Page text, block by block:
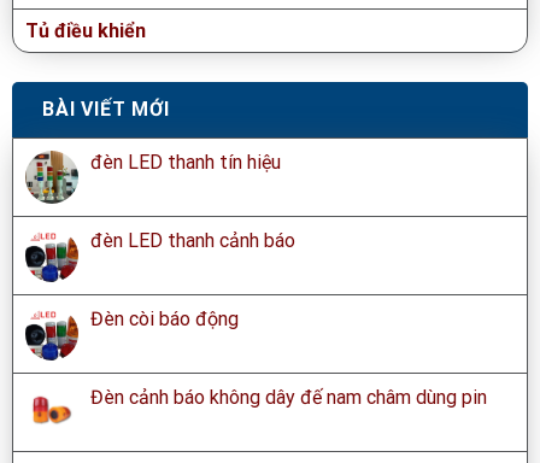
Tủ điều khiển
BÀI VIẾT MỚI
đèn LED thanh tín hiệu
đèn LED thanh cảnh báo
Đèn còi báo động
Đèn cảnh báo không dây đế nam châm dùng pin